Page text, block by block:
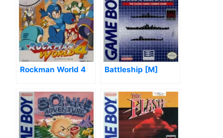
Rockman World 4 Battleship [M]